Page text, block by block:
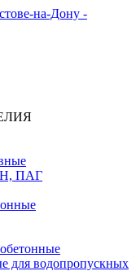
ПАГ
для водопропускных